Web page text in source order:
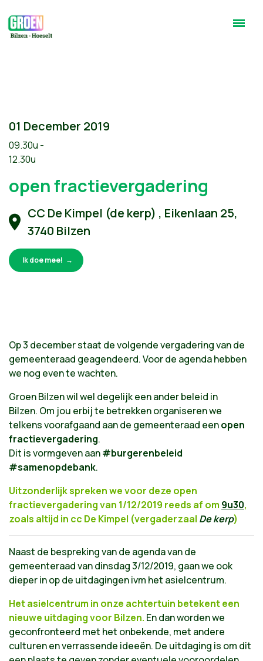
01 December 2019
09.30u -
12.30u
open fractievergadering
CC De Kimpel (de kerp) , Eikenlaan 25,
3740 Bilzen
Ik doe mee!
Op 3 december staat de volgende vergadering van de
gemeenteraad geagendeerd. Voor de agenda hebben
we nog even te wachten.
Groen Bilzen wil wel degelijk een ander beleid in
Bilzen. Om jou erbij te betrekken organiseren we
telkens voorafgaand aan de gemeenteraad eenopen
fractievergadering.
Dit is vormgeven aan#burgerenbeleid
#samenopdebank.
Uitzonderlijk spreken we voor deze open
fractievergadering van 1/12/2019 reeds af om 9u30,
zoals altijd in cc De Kimpel (vergaderzaal De kerp)
Naast de bespreking van de agenda van de
gemeenteraad van dinsdag 3/12/2019, gaan we ook
dieper in op de uitdagingen ivm het asielcentrum.
Het asielcentrum in onze achtertuin betekent een
nieuwe uitdaging voor Bilzen. En dan worden we
geconfronteerd met het onbekende, met andere
culturen en verrassende ideeën. De uitdaging is om dit